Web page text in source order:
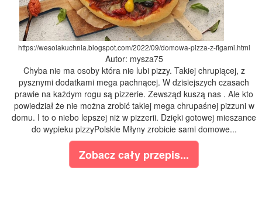
https://wesolakuchnia.blogspot.com/2022/09/domowa-pizza-z-figami.html
Autor: mysza75
Chyba nie ma osoby która nie lubi pizzy. Takiej chrupiącej, z
pysznymi dodatkami mega pachnącej. W dzisiejszych czasach
prawie na każdym rogu są pizzerie. Zewsząd kuszą nas . Ale kto
powiedział że nie można zrobić takiej mega chrupaśnej pizzuni w
domu. I to o niebo lepszej niż w pizzerii. Dzięki gotowej mieszance
do wypieku pizzyPolskie Młyny zrobicie sami domowe...
Zobacz cały przepis...